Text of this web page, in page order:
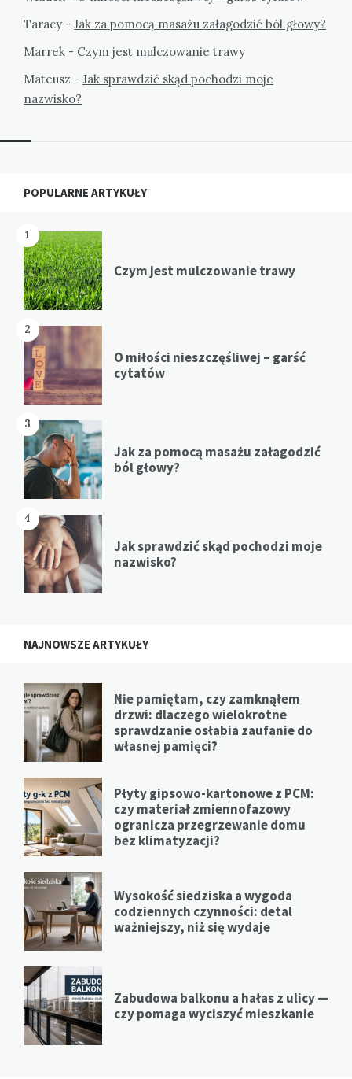
Taracy - Jak za pomocą masażu załagodzić ból głowy?
Marrek - Czym jest mulczowanie trawy
Mateusz - Jak sprawdzić skąd pochodzi moje
nazwisko?
Widgets
POPULARNE ARTYKUŁY
1
Czym jest mulczowanie trawy
2
O miłości nieszczęśliwej – garść
cytatów
3
Jak za pomocą masażu załagodzić
ból głowy?
4
Jak sprawdzić skąd pochodzi moje
nazwisko?
NAJNOWSZE ARTYKUŁY
Nie pamiętam, czy zamknąłem
drzwi: dlaczego wielokrotne
sprawdzanie osłabia zaufanie do
własnej pamięci?
Płyty gipsowo-kartonowe z PCM:
czy materiał zmiennofazowy
ogranicza przegrzewanie domu
bez klimatyzacji?
Wysokość siedziska a wygoda
codziennych czynności: detal
ważniejszy, niż się wydaje
Zabudowa balkonu a hałas z ulicy —
czy pomaga wyciszyć mieszkanie